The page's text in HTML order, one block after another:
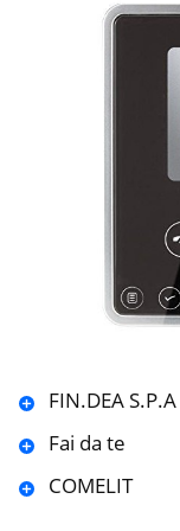
FIN.DEA S.P.A
Fai da te
COMELIT